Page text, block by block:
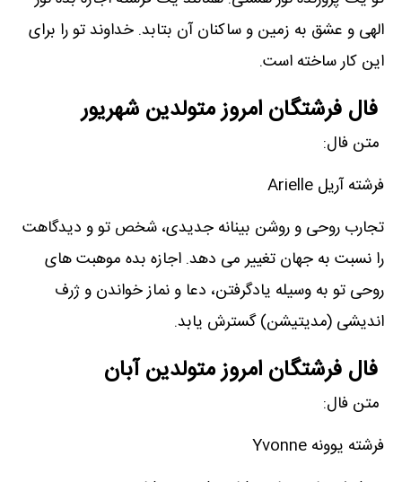
الهی و عشق به زمین و ساکنان آن بتابد. خداوند تو را برای
این کار ساخته است.
فال فرشتگان امروز متولدین شهریور
متن فال:
فرشته آریل Arielle
تجارب روحی و روشن بینانه جدیدی، شخص تو و دیدگاهت
را نسبت به جهان تغییر می دهد. اجازه بده موهبت های
روحی تو به وسیله یادگرفتن، دعا و نماز خواندن و ژرف
اندیشی (مدیتیشن) گسترش یابد.
فال فرشتگان امروز متولدین آبان
متن فال:
فرشته یوونه Yvonne